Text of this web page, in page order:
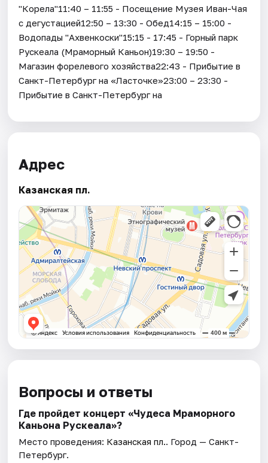
"Корела"11:40 – 11:55 - Посещение Музея Иван-Чая
с дегустацией12:50 – 13:30 - Обед14:15 – 15:00 -
Водопады "Ахвенкоски"15:15 - 17:45 - Горный парк
Рускеала (Мраморный Каньон)19:30 – 19:50 -
Магазин форелевого хозяйства22:43 - Прибытие в
Санкт-Петербург на «Ласточке»23:00 – 23:30 -
Прибытие в Санкт-Петербург на
Адрес
Казанская пл.
Вопросы и ответы
Где пройдет концерт «Чудеса Мраморного
Каньона Рускеала»?
Место проведения: Казанская пл.. Город — Санкт-
Петербург.